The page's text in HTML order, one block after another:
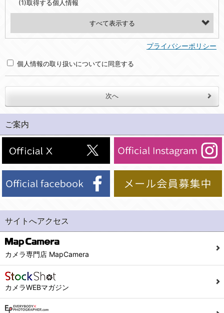
(1)取得する個人情報
(2)利用目的
・お問合せへの対応のため
(2)法令等により開示を求められた場合。
(5)業務を円滑に進めるために、外部業者に個人データの一部又は全部の処理を委託する場合（ただし、委託する場合は委託した個人データの安全管理が図られるように、委託先に対する必要かつ適切な監督を行ないます）。
当社への個人情報の提供はお客様の任意ですが、必要な個人情報をご提供いただけない場合、当社のサービス等が利用できない場合がありますのでご了承下さい。
５．ご本人が容易に知覚できない方法による個人情報の取得
６．個人情報に関するお問合せ対応
(1)当社は、当社の保有する個人データに関し、ご本人から利用目的の通知，開示，内容の訂正，追加又は削除，利用の停止，消去及び第三者への提供の停止の請求などがあれば、ご本人の確認をさせていただいた上で、速やかに対応します。また当社の個人情報の取り扱いに関するご質問、ご相談にも対応いたします。尚、シュッピン会員のお客様は、当社が保有する個人データの削除を要求する権利があります。
プライバシーポリシー
個人情報の取り扱いについてに同意する
ご案内
サイトへアクセス
カメラ専門店 MapCamera
カメラWEBマガジン